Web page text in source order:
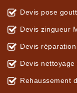
Devis pose
Devis zingueur
Devis
Devis
Rehaussement